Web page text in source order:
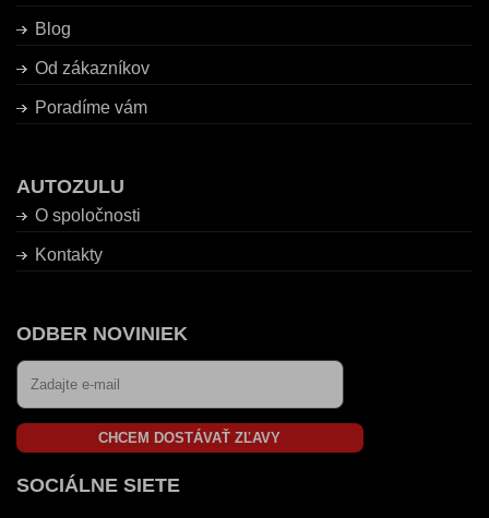
Blog
Od zákazníkov
Poradíme vám
AUTOZULU
O spoločnosti
Kontakty
ODBER NOVINIEK
CHCEM DOSTÁVAŤ ZĽAVY
SOCIÁLNE SIETE